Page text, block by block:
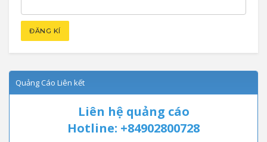
Quảng Cáo Liên kết
Liên hệ quảng cáo
Hotline: +84902800728